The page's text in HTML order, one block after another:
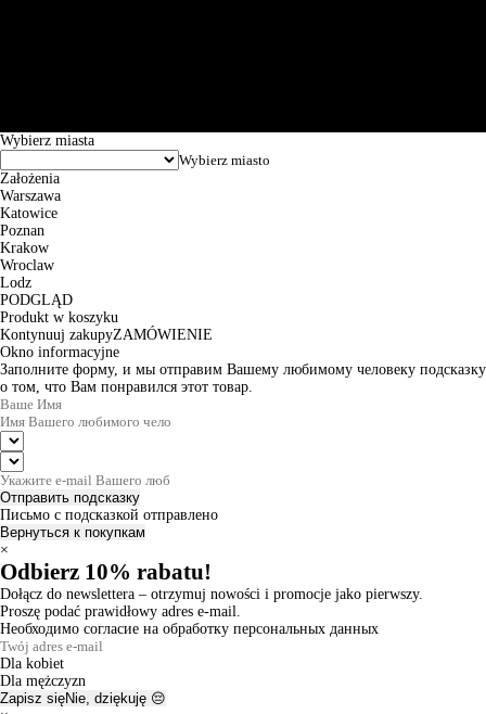
Wybierz miasta
Założenia
Warszawa
Katowice
Poznan
Krakow
Wroclaw
Lodz
PODGLĄD
Produkt w koszyku
Kontynuuj zakupyZAMÓWIENIE
Okno informacyjne
Заполните форму, и мы отправим Вашему любимому человеку подсказку
о том, что Вам понравился этот товар.
Отправить подсказку
Письмо с подсказкой отправлено
Вернуться к покупкам
×
Odbierz 10% rabatu!
Dołącz do newslettera – otrzymuj nowości i promocje jako pierwszy.
Proszę podać prawidłowy adres e-mail.
Необходимо согласие на обработку персональных данных
Dla kobiet
Dla mężczyzn
Zapisz sięNie, dziękuję 😔